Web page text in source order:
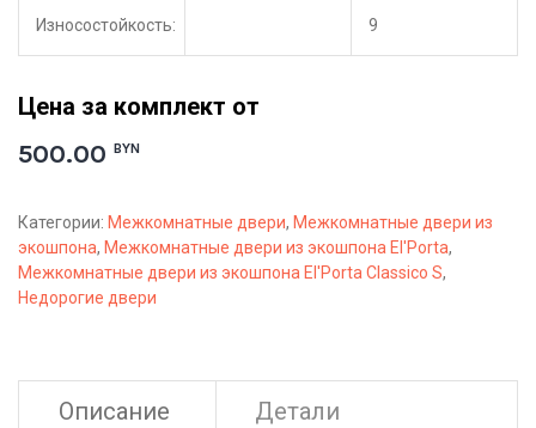
Износостойкость: 9
Цена за комплект от
500.00 BYN
Категории: Межкомнатные двери, Межкомнатные двери из
экошпона, Межкомнатные двери из экошпона El'Porta,
Межкомнатные двери из экошпона El'Porta Classico S,
Недорогие двери
Описание Детали